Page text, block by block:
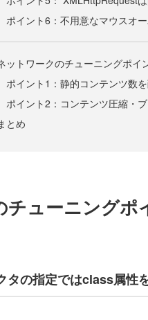
ポイント6：不用意なマウスオ
ットワークのチューニングポイ
ポイント1：静的コンテンツ数
ポイント2：コンテンツ圧縮・
とめ
ューニングポ
タの指定ではclass属性